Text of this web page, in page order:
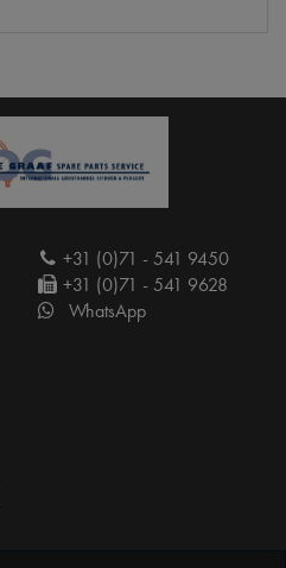
+31 (0)71 - 541 9450
+31 (0)71 - 541 9628
WhatsApp